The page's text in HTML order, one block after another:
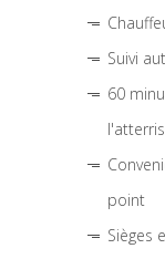
Suivi
60
point
Sièges